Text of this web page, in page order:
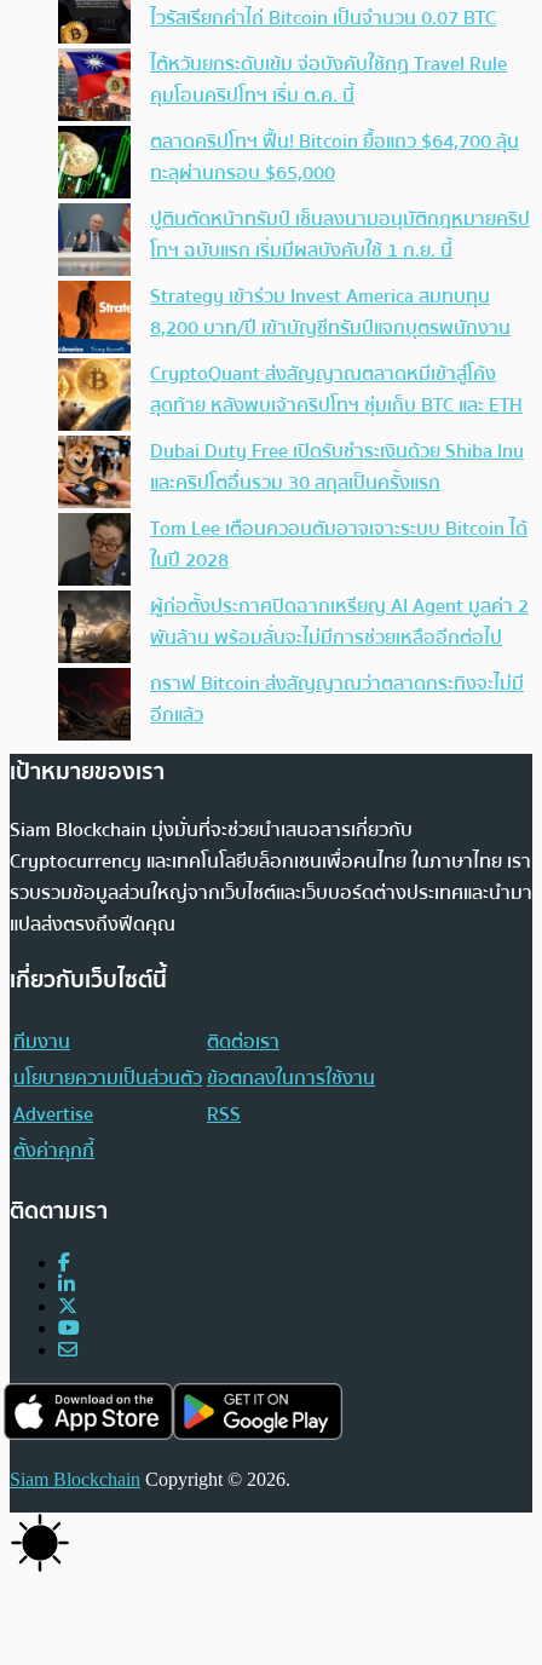
ไวรัสเรียกค่าไถ่ Bitcoin เป็นจำนวน 0.07 BTC
ไต้หวันยกระดับเข้ม จ่อบังคับใช้กฏ Travel Rule
คุมโอนคริปโทฯ เริ่ม ต.ค. นี้
ตลาดคริปโทฯ ฟื้น! Bitcoin ยื้อแถว $64,700 ลุ้น
ทะลุผ่านกรอบ $65,000
ปูตินตัดหน้าทรัมป์ เซ็นลงนามอนุมัติกฎหมายคริป
โทฯ ฉบับแรก เริ่มมีผลบังคับใช้ 1 ก.ย. นี้
Strategy เข้าร่วม Invest America สมทบทุน
8,200 บาท/ปี เข้าบัญชีทรัมป์แจกบุตรพนักงาน
CryptoQuant ส่งสัญญาณตลาดหมีเข้าสู่โค้ง
สุดท้าย หลังพบเจ้าคริปโทฯ ซุ่มเก็บ BTC และ ETH
Dubai Duty Free เปิดรับชำระเงินด้วย Shiba Inu
และคริปโตอื่นรวม 30 สกุลเป็นครั้งแรก
Tom Lee เตือนควอนตัมอาจเจาะระบบ Bitcoin ได้
ในปี 2028
ผู้ก่อตั้งประกาศปิดฉากเหรียญ AI Agent มูลค่า 2
พันล้าน พร้อมลั่นจะไม่มีการช่วยเหลืออีกต่อไป
กราฟ Bitcoin ส่งสัญญาณว่าตลาดกระทิงจะไม่มี
อีกแล้ว
เป้าหมายของเรา
Siam Blockchain มุ่งมั่นที่จะช่วยนำเสนอสารเกี่ยวกับ
Cryptocurrency และเทคโนโลยีบล็อกเชนเพื่อคนไทย ในภาษาไทย เรา
รวบรวมข้อมูลส่วนใหญ่จากเว็บไซต์และเว็บบอร์ดต่างประเทศและนำมา
แปลส่งตรงถึงฟีดคุณ
เกี่ยวกับเว็บไซต์นี้
ทีมงาน
ติดต่อเรา
นโยบายความเป็นส่วนตัวข้อตกลงในการใช้งาน
Advertise
RSS
ตั้งค่าคุกกี้
ติดตามเรา
Siam Blockchain Copyright © 2026.